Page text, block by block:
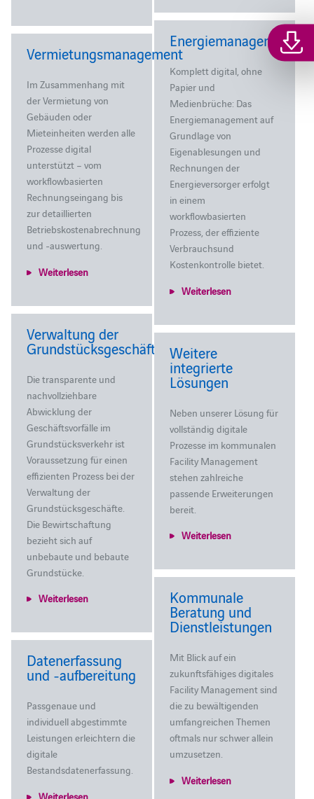
Energiemanagement
Komplett digital, ohne
Papier und
Medienbrüche: Das
Energiemanagement auf
Grundlage von
Eigenablesungen und
Rechnungen der
Energieversorger erfolgt
in einem
workflowbasierten
Prozess, der effiziente
Verbrauchsund
Kostenkontrolle bietet.
Weiterlesen
Vermietungsmanagement
Im Zusammenhang mit
der Vermietung von
Gebäuden oder
Mieteinheiten werden alle
Prozesse digital
unterstützt – vom
workflowbasierten
Rechnungseingang bis
zur detaillierten
Betriebskostenabrechnung
und -auswertung.
Weiterlesen
Verwaltung der
Grundstücksgeschäfte
Die transparente und
nachvollziehbare
Abwicklung der
Geschäftsvorfälle im
Grundstücksverkehr ist
Voraussetzung für einen
effizienten Prozess bei der
Verwaltung der
Grundstücksgeschäfte.
Die Bewirtschaftung
bezieht sich auf
unbebaute und bebaute
Grundstücke.
Weiterlesen
Weitere
integrierte
Lösungen
Neben unserer Lösung für
vollständig digitale
Prozesse im kommunalen
Facility Management
stehen zahlreiche
passende Erweiterungen
bereit.
Weiterlesen
Kommunale
Beratung und
Dienstleistungen
Mit Blick auf ein
zukunftsfähiges digitales
Facility Management sind
die zu bewältigenden
umfangreichen Themen
oftmals nur schwer allein
umzusetzen.
Weiterlesen
Datenerfassung
und ‑aufbereitung
Passgenaue und
individuell abgestimmte
Leistungen erleichtern die
digitale
Bestandsdatenerfassung.
Weiterlesen